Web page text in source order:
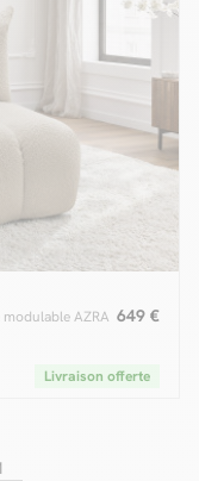
AZRA 649 €
Livraison offerte